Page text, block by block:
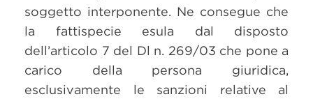
soggetto interponente. Ne consegue che
la fattispecie esula dal disposto
dell’articolo 7 del Dl n. 269/03 che pone a
carico della persona giuridica,
esclusivamente le sanzioni relative al